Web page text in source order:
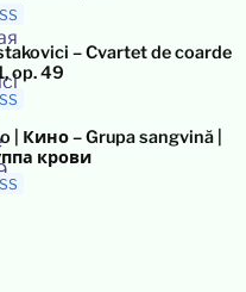
– Cvartet de coarde
op. 49
| Кино – Grupa sangvină |
крови